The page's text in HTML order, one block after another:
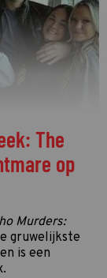
The
op
Murders:
gruwelijkste
is een